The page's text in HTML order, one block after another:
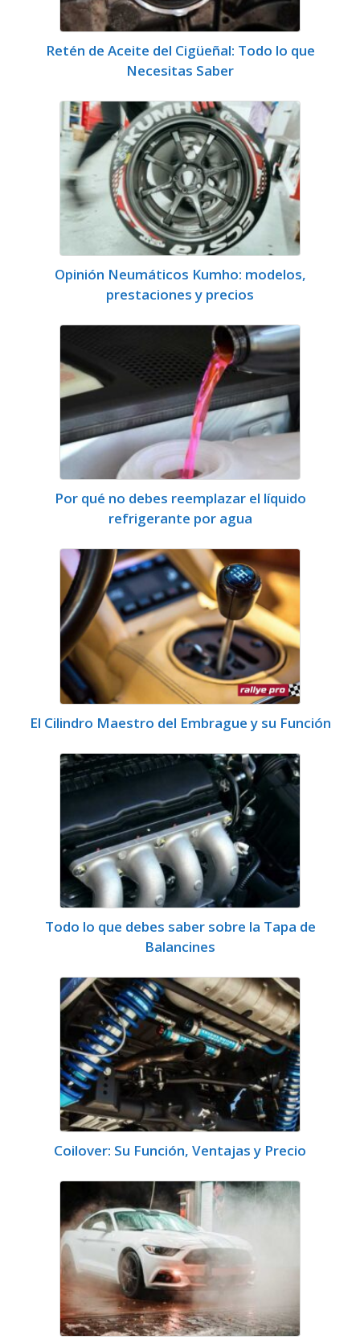
Retén de Aceite del Cigüeñal: Todo lo que
Necesitas Saber
Opinión Neumáticos Kumho: modelos,
prestaciones y precios
Por qué no debes reemplazar el líquido
refrigerante por agua
El Cilindro Maestro del Embrague y su Función
Todo lo que debes saber sobre la Tapa de
Balancines
Coilover: Su Función, Ventajas y Precio